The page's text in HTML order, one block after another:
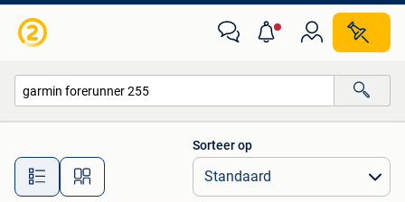
Alle afstanden…
Sorteer op